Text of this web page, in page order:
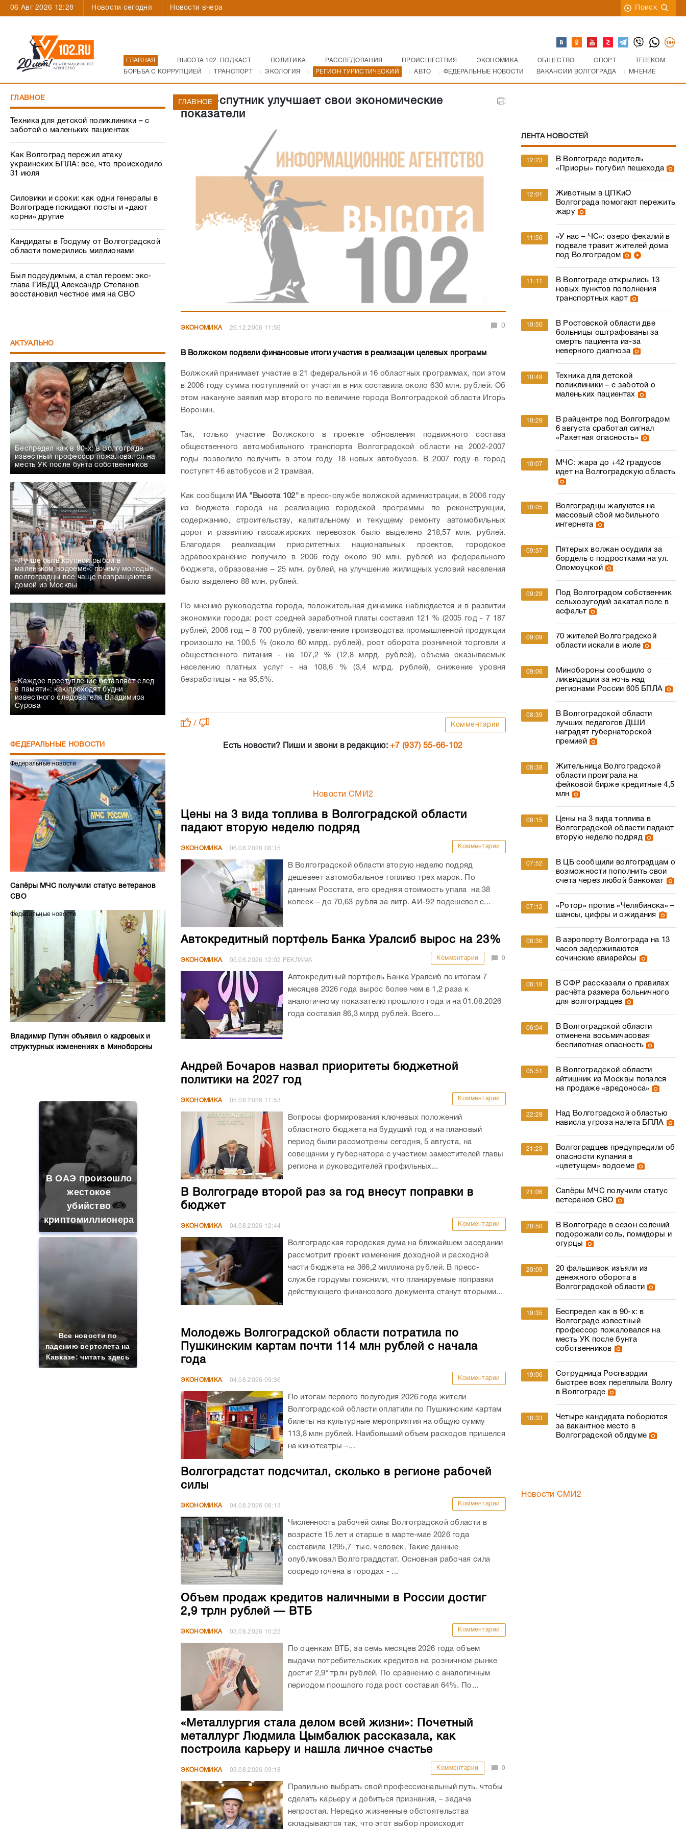
06 Авг 2026 12:28 Новости сегодня Новости вчера Поиск
ГЛАВНАЯ ВЫСОТА 102. ПОДКАСТ ПОЛИТИКА РАССЛЕДОВАНИЯ ПРОИСШЕСТВИЯ ЭКОНОМИКА ОБЩЕСТВО СПОРТ
ТЕЛЕКОМ
БОРЬБА С КОРРУПЦИЕЙ
ТРАНСПОРТ ЭКОЛОГИЯ РЕГИОН ТУРИСТИЧЕСКИЙ АВТО ФЕДЕРАЛЬНЫЕ НОВОСТИ ВАКАНСИИ ВОЛГОГРАДА МНЕНИЕ
ГЛАВНОЕ
Техника для детской поликлиники – с
заботой о маленьких пациентах
Как Волгоград пережил атаку
украинских БПЛА: все, что происходило
31 июля
Силовики и сроки: как одни генералы в
Волгограде покидают посты и «дают
корни» другие
Кандидаты в Госдуму от Волгоградской
области померились миллионами
Был подсудимым, а стал героем: экс-
глава ГИБДД Александр Степанов
восстановил честное имя на СВО
АКТУАЛЬНО
Беспредел как в 90-х: в Волгограде
известный профессор пожаловался на
месть УК после бунта собственников
«Лучше быть крупной рыбой в
маленьком водоеме»: почему молодые
волгоградцы все чаще возвращаются
домой из Москвы
«Каждое преступление оставляет след
в памяти»: как проходят будни
известного следователя Владимира
Сурова
ФЕДЕРАЛЬНЫЕ НОВОСТИ
Федеральные новости
Сапёры МЧС получили статус ветеранов
СВО
Федеральные новости
Владимир Путин объявил о кадровых и
структурных изменениях в Минобороны
В ОАЭ произошло
жестокое
убийство
криптомиллионера
Все новости по
падению вертолета на
Кавказе: читать здесь
Город-спутник улучшает свои экономические
показатели
ГЛАВНОЕ
ЭКОНОМИКА 26.12.2006 11:56 0
В Волжском подвели финансовые итоги участия в реализации целевых программ
Волжский принимает участие в 21 федеральной и 16 областных программах, при этом
в 2006 году сумма поступлений от участия в них составила около 630 млн. рублей. Об
этом накануне заявил мэр второго по величине города Волгоградской области Игорь
Воронин.
Так, только участие Волжского в проекте обновления подвижного состава
общественного автомобильного транспорта Волгоградской области на 2002-2007
годы позволило получить в этом году 18 новых автобусов. В 2007 году в город
поступят 46 автобусов и 2 трамвая.
Как сообщили ИА "Высота 102" в пресс-службе волжской администрации, в 2006 году
из бюджета города на реализацию городской программы по реконструкции,
содержанию, строительству, капитальному и текущему ремонту автомобильных
дорог и развитию пассажирских перевозок было выделено 218,57 млн. рублей.
Благодаря реализации приоритетных национальных проектов, городское
здравоохранение получило в 2006 году около 90 млн. рублей из федерального
бюджета, образование – 25 млн. рублей, на улучшение жилищных условий населения
было выделено 88 млн. рублей.
По мнению руководства города, положительная динамика наблюдается и в развитии
экономики города: рост средней заработной платы составил 121 % (2005 год - 7 187
рублей, 2006 год – 8 700 рублей), увеличение производства промышленной продукции
произошло на 100,5 % (около 60 млрд. рублей), рост оборота розничной торговли и
общественного питания - на 107,2 % (12,8 млрд. рублей), объема оказываемых
населению платных услуг - на 108,6 % (3,4 млрд. рублей), снижение уровня
безработицы - на 95,5%.
/ Комментарии
Есть новости? Пиши и звони в редакцию:+7 (937) 55-66-102
Новости СМИ2
Цены на 3 вида топлива в Волгоградской области
падают вторую неделю подряд
ЭКОНОМИКА 06.08.2026 08:15 Комментарии
В Волгоградской области вторую неделю подряд
дешевеет автомобильное топливо трех марок. По
данным Росстата, его средняя стоимость упала на 38
копеек – до 70,63 рубля за литр. АИ-92 подешевел с...
Автокредитный портфель Банка Уралсиб вырос на 23%
ЭКОНОМИКА 05.08.2026 12:02 РЕКЛАМА Комментарии 0
Автокредитный портфель Банка Уралсиб по итогам 7
месяцев 2026 года вырос более чем в 1,2 раза к
аналогичному показателю прошлого года и на 01.08.2026
года составил 86,3 млрд рублей. Всего...
Андрей Бочаров назвал приоритеты бюджетной
политики на 2027 год
ЭКОНОМИКА 05.08.2026 11:53 Комментарии
Вопросы формирования ключевых положений
областного бюджета на будущий год и на плановый
период были рассмотрены сегодня, 5 августа, на
совещании у губернатора с участием заместителей главы
региона и руководителей профильных...
В Волгограде второй раз за год внесут поправки в
бюджет
ЭКОНОМИКА 04.08.2026 12:44 Комментарии
Волгоградская городская дума на ближайшем заседании
рассмотрит проект изменения доходной и расходной
части бюджета на 366,2 миллиона рублей. В пресс-
службе гордумы пояснили, что планируемые поправки
действующего финансового документа станут вторыми...
Молодежь Волгоградской области потратила по
Пушкинским картам почти 114 млн рублей с начала
года
ЭКОНОМИКА 04.08.2026 09:36 Комментарии
По итогам первого полугодия 2026 года жители
Волгоградской области оплатили по Пушкинским картам
билеты на культурные мероприятия на общую сумму
113,8 млн рублей. Наибольший объем расходов пришелся
на кинотеатры –...
Волгоградстат подсчитал, сколько в регионе рабочей
силы
ЭКОНОМИКА 04.08.2026 08:13 Комментарии
Численность рабочей силы Волгоградской области в
возрасте 15 лет и старше в марте-мае 2026 года
составила 1295,7 тыс. человек. Такие данные
опубликовал Волгограддстат. Основная рабочая сила
сосредоточена в городах - ...
Объем продаж кредитов наличными в России достиг
2,9 трлн рублей — ВТБ
ЭКОНОМИКА 03.08.2026 10:22 Комментарии
По оценкам ВТБ, за семь месяцев 2026 года объем
выдачи потребительских кредитов на розничном рынке
достиг 2,9* трлн рублей. По сравнению с аналогичным
периодом прошлого года рост составил 64%. По...
«Металлургия стала делом всей жизни»: Почетный
металлург Людмила Цымбалюк рассказала, как
построила карьеру и нашла личное счастье
ЭКОНОМИКА 03.08.2026 09:18 Комментарии 0
Правильно выбрать свой профессиональный путь, чтобы
сделать карьеру и добиться признания, – задача
непростая. Нередко жизненные обстоятельства
складываются так, что этот выбор происходит
ЛЕНТА НОВОСТЕЙ
12:23
В Волгограде водитель
«Приоры» погубил пешехода
12:01
Животным в ЦПКиО
Волгограда помогают пережить
жару
11:56
«У нас – ЧС»: озеро фекалий в
подвале травит жителей дома
под Волгоградом
11:11
В Волгограде открылись 13
новых пунктов пополнения
транспортных карт
10:50
В Ростовской области две
больницы оштрафованы за
смерть пациента из-за
неверного диагноза
10:48
Техника для детской
поликлиники – с заботой о
маленьких пациентах
10:29
В райцентре под Волгоградом
6 августа сработал сигнал
«Ракетная опасность»
10:07
МЧС: жара до +42 градусов
идет на Волгоградскую область
10:05
Волгоградцы жалуются на
массовый сбой мобильного
интернета
09:37
Пятерых волжан осудили за
бордель с подростками на ул.
Оломоуцкой
09:29
Под Волгоградом собственник
сельхозугодий закатал поле в
асфальт
09:09
70 жителей Волгоградской
области искали в июле
09:06
Минобороны сообщило о
ликвидации за ночь над
регионами России 605 БПЛА
08:39
В Волгоградской области
лучших педагогов ДШИ
наградят губернаторской
премией
08:38
Жительница Волгоградской
области проиграла на
фейковой бирже кредитные 4,5
млн
08:15
Цены на 3 вида топлива в
Волгоградской области падают
вторую неделю подряд
07:52
В ЦБ сообщили волгоградцам о
возможности пополнить свои
счета через любой банкомат
07:12
«Ротор» против «Челябинска» –
шансы, цифры и ожидания
06:36
В аэропорту Волгограда на 13
часов задерживаются
сочинские авиарейсы
06:18
В СФР рассказали о правилах
расчёта размера больничного
для волгоградцев
06:04
В Волгоградской области
отменена восьмичасовая
беспилотная опасность
05:51
В Волгоградской области
айтишник из Москвы попался
на продаже «вредоноса»
22:28
Над Волгоградской областью
нависла угроза налета БПЛА
21:23
Волгоградцев предупредили об
опасности купания в
«цветущем» водоеме
21:06
Сапёры МЧС получили статус
ветеранов СВО
20:50
В Волгограде в сезон солений
подорожали соль, помидоры и
огурцы
20:09
20 фальшивок изъяли из
денежного оборота в
Волгоградской области
19:35
Беспредел как в 90-х: в
Волгограде известный
профессор пожаловался на
месть УК после бунта
собственников
19:06
Сотрудница Росгвардии
быстрее всех переплыла Волгу
в Волгограде
18:33
Четыре кандидата поборются
за вакантное место в
Волгоградской облдуме
Новости СМИ2